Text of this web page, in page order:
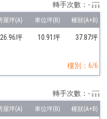
26.96坪 10.91坪 37.87坪
樓別：6/6
轉手次數：-
轉手次數：-